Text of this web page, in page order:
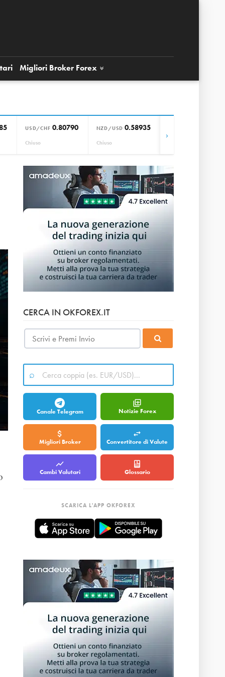
Migliori Broker Forex
USD/CHF 0.80790
Chiuso
NZD/USD 0.58935
Chiuso
›
CERCA IN OKFOREX.IT
Canale Telegram Notizie Forex
Migliori Broker Convertitore di Valute
Cambi Valutari Glossario
SCARICA L'APP OKFOREX